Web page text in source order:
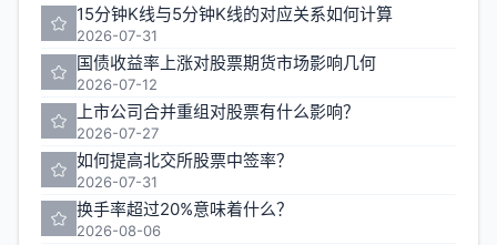
15分钟K线与5分钟K线的对应关系如何计算
2026-07-31
国债收益率上涨对股票期货市场影响几何
2026-07-12
上市公司合并重组对股票有什么影响？
2026-07-27
如何提高北交所股票中签率？
2026-07-31
换手率超过20%意味着什么？
2026-08-06